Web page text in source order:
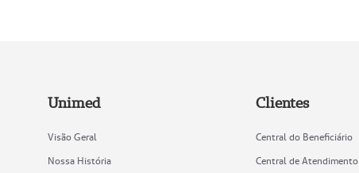
Unimed
Visão Geral
Nossa História
Clientes
Central do Beneficiário
Central de Atendimento